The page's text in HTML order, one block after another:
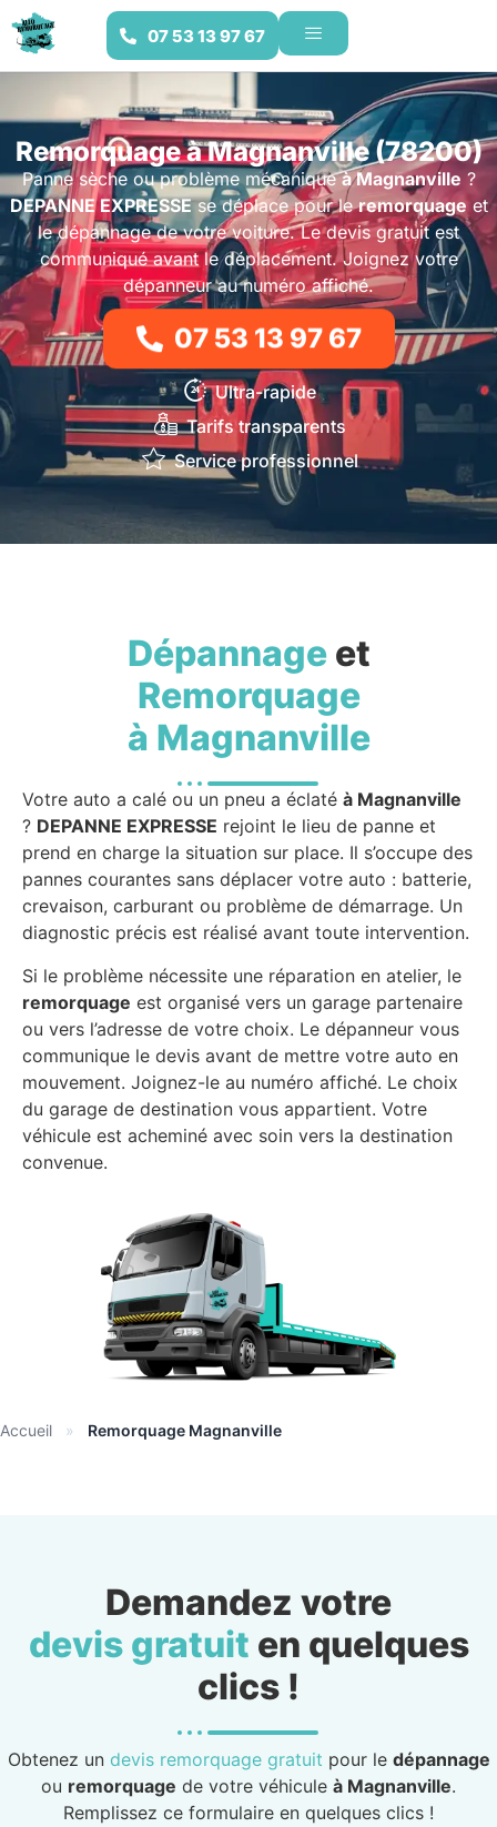
07 53 13 97 67
Remorquage à Magnanville (78200)
Panne sèche ou problème mécaniqueà Magnanville ?
DEPANNE EXPRESSEse déplace pour leremorquage et
le dépannage de votre voiture. Le devis gratuit est
communiqué avant le déplacement. Joignez votre
dépanneur au numéro affiché.
07 53 13 97 67
Ultra-rapide
Tarifs transparents
Service professionnel
Dépannageet
Remorquage
à Magnanville
Votre auto a calé ou un pneu a éclaté à Magnanville
? DEPANNE EXPRESSE rejoint le lieu de panne et
prend en charge la situation sur place. Il s’occupe des
pannes courantes sans déplacer votre auto : batterie,
crevaison, carburant ou problème de démarrage. Un
diagnostic précis est réalisé avant toute intervention.
Si le problème nécessite une réparation en atelier, le
remorquage est organisé vers un garage partenaire
ou vers l’adresse de votre choix. Le dépanneur vous
communique le devis avant de mettre votre auto en
mouvement. Joignez-le au numéro affiché. Le choix
du garage de destination vous appartient. Votre
véhicule est acheminé avec soin vers la destination
convenue.
Accueil » Remorquage Magnanville
Demandez votre
devis gratuit en quelques
clics !
Obtenez un devis remorquage gratuit pour le dépannage
ou remorquage de votre véhicule à Magnanville.
Remplissez ce formulaire en quelques clics !